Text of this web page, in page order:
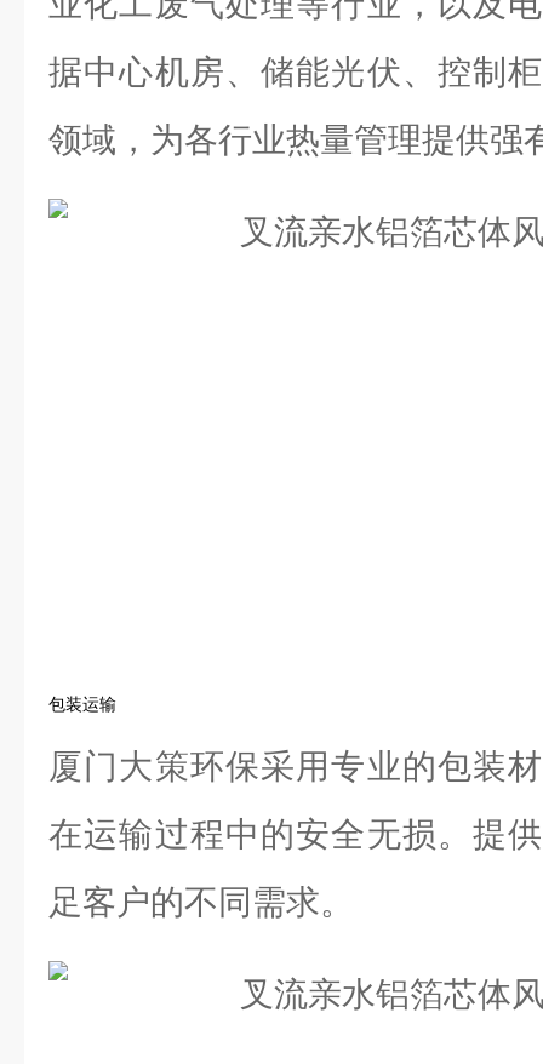
据中心机房、储能光伏、控制
领域，为各行业热量管理提供强
包装运输
厦门大策环保采用专业的包装
在运输过程中的安全无损。提
足客户的不同需求。